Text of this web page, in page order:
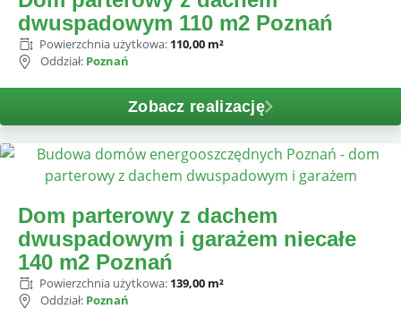
dwuspadowym 110 m2 Poznań
Powierzchnia użytkowa: 110,00 m²
Oddział: Poznań
Zobacz realizację
Dom parterowy z dachem
dwuspadowym i garażem niecałe
140 m2 Poznań
Powierzchnia użytkowa: 139,00 m²
Oddział: Poznań